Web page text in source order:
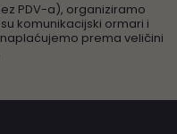
PDV-a), organiziramo
komunikacijski ormari i
prema veličini